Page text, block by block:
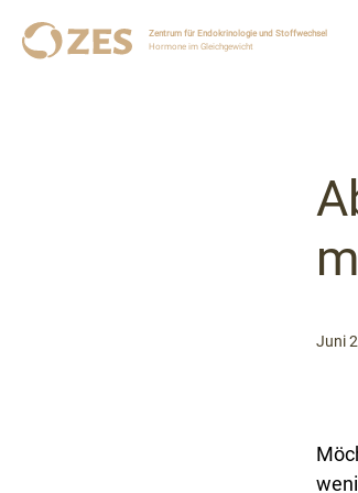
Zentrum für Endokrinologie und Stoffwechsel
Hormone im Gleichgewicht
Juni